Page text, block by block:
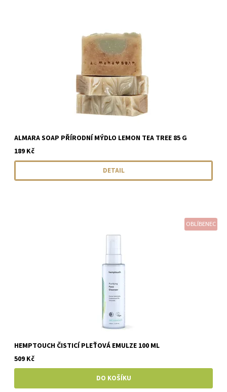
ALMARA SOAP PŘÍRODNÍ MÝDLO LEMON TEA TREE 85 G
189 Kč
DETAIL
OBLÍBENEC
HEMPTOUCH ČISTICÍ PLEŤOVÁ EMULZE 100 ML
509 Kč